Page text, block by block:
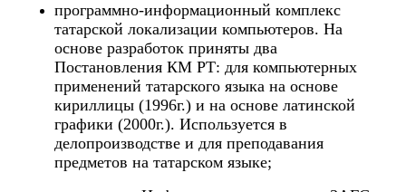
программно-информационный комплекс
татарской локализации компьютеров. На
основе разработок приняты два
Постановления КМ РТ: для компьютерных
применений татарского языка на основе
кириллицы (1996г.) и на основе латинской
графики (2000г.). Используется в
делопроизводстве и для преподавания
предметов на татарском языке;